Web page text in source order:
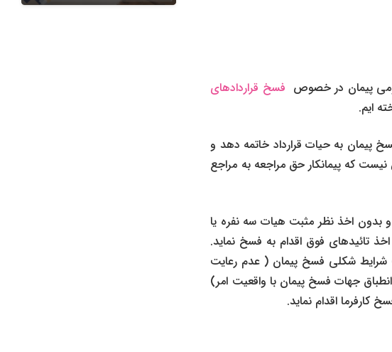
پیمان در خصوص فسخ قراردادهای
ایم.
پیمان، می تواند با فسخ پیمان به حیات قرارداد خاتمه دهد و
نیست که پیمانکار حق مراجعه به مراجع
در ماده ۴۷ شرایط عمومی پیمان و بدون اخذ نظر مثبت هیات سه نفره یا
اخذ تائیدهای فوق اقدام به فسخ نماید.
شرایط شکلی فسخ پیمان ( عدم رعایت
( عدم انطباق جهات فسخ پیمان با واقعیت امر)
کارفرما اقدام نماید.